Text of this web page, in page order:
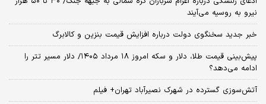
نیرو به روسیه می‌آیند
خبر جدید سخنگوی دولت درباره افزایش قیمت بنزین و کالابرگ
پیش‌بینی قیمت طلا، دلار و سکه امروز ۱۸ مرداد ۱۴۰۵/ دلار مسیر تتر را
ادامه می‌دهد؟
آتش‌سوزی گسترده در شهرک نصیرآباد تهران+ فیلم